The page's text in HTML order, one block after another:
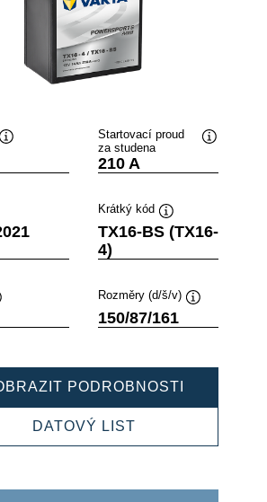
Startovací proud
za studena
210 A
Krátký kód
Popisek
nástroje
TX16-BS (TX16-
4)
Rozměry (d/š/v)
nástroje
150/87/161
PODROBNOSTI
DATOVÝ LISTPOWERSPORTS